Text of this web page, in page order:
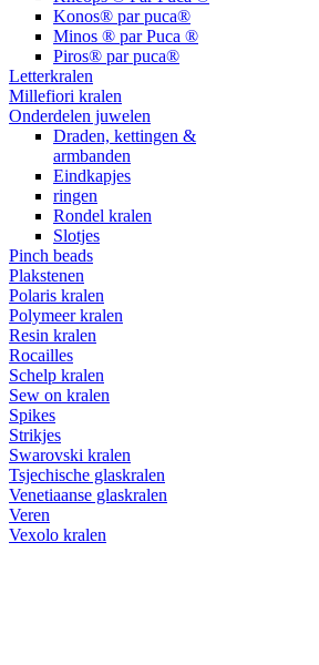
Konos® par puca®
Minos ® par Puca ®
Piros® par puca®
Letterkralen
Millefiori kralen
Onderdelen juwelen
Draden, kettingen &
armbanden
Eindkapjes
ringen
Rondel kralen
Slotjes
Pinch beads
Plakstenen
Polaris kralen
Polymeer kralen
Resin kralen
Rocailles
Schelp kralen
Sew on kralen
Spikes
Strikjes
Swarovski kralen
Tsjechische glaskralen
Venetiaanse glaskralen
Veren
Vexolo kralen